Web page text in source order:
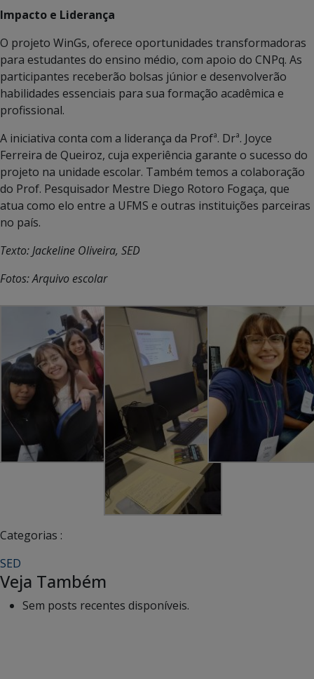
Impacto e Liderança
O projeto WinGs, oferece oportunidades transformadoras
para estudantes do ensino médio, com apoio do CNPq. As
participantes receberão bolsas júnior e desenvolverão
habilidades essenciais para sua formação acadêmica e
profissional.
A iniciativa conta com a liderança da Profª. Drª. Joyce
Ferreira de Queiroz, cuja experiência garante o sucesso do
projeto na unidade escolar. Também temos a colaboração
do Prof. Pesquisador Mestre Diego Rotoro Fogaça, que
atua como elo entre a UFMS e outras instituições parceiras
no país.
Texto: Jackeline Oliveira, SED
Fotos: Arquivo escolar
Categorias :
SED
Veja Também
Sem posts recentes disponíveis.